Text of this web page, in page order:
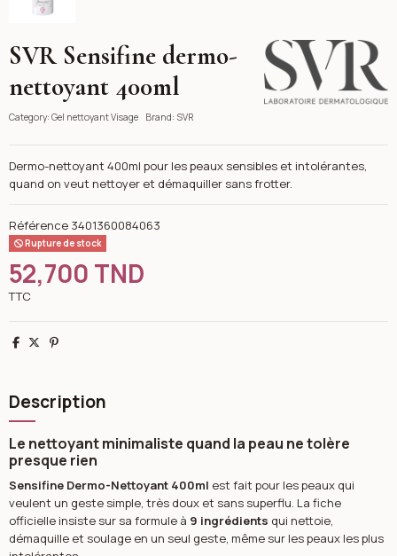
SVR
SVR Sensifine dermo-
nettoyant 400ml
Category: Gel nettoyant Visage Brand: SVR
Dermo-nettoyant 400ml pour les peaux sensibles et intolérantes,
quand on veut nettoyer et démaquiller sans frotter.
Référence 3401360084063
Rupture de stock
52,700 TND
TTC
Partager
TweetPinterest
Description
Le nettoyant minimaliste quand la peau ne tolère
presque rien
Sensifine Dermo-Nettoyant 400ml est fait pour les peaux qui
veulent un geste simple, très doux et sans superflu. La fiche
officielle insiste sur sa formule à 9 ingrédients qui nettoie,
démaquille et soulage en un seul geste, même sur les peaux les plus